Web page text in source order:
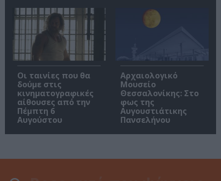
Οι ταινίες που θα
δούμε στις
κινηματογραφικές
αίθουσες από την
Πέμπτη 6
Αυγούστου
Αρχαιολογικό
Μουσείο
Θεσσαλονίκης: Στο
φως της
Αυγουστιάτικης
Πανσελήνου